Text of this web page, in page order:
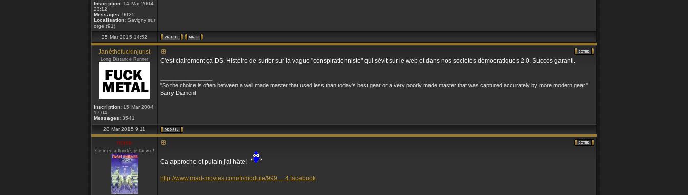
Inscription: 14 Mar 2004
23:12
Messages: 9025
Localisation: Savigny sur
orge (91)
25 Mar 2015 14:52
Janéthefuckinjurist
Long Distance Runner
Inscription: 15 Mar 2004
17:04
Messages: 3541
C'est clairement ça DS. Histoire de surfer sur la vague "conspirationniste" qui sévit sur le web et dans nos sociétés démocratiques 2.0. Succès garanti.
"So the choice is often between a well made master that used less than today's best gear or a very poorly made master that was captured accurately by more modern gear."
Barry Diament
28 Mar 2015 9:11
noise
Ce mec a floodé, je l'ai vu !
Ça approche et putain j'ai hâte!
http://www.mad-movies.com/fr/module/999 ... 4.facebook